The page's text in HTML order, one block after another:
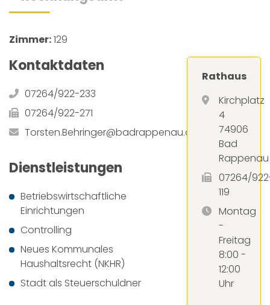
Zimmer:129
Kontaktdaten
07264/922-233
07264/922-271
Torsten.Behringer@badrappenau.de
Dienstleistungen
Betriebswirtschaftliche
Einrichtungen
Controlling
Neues Kommunales
Haushaltsrecht (NKHR)
Stadt als Steuerschuldner
Rathaus
Kirchplatz
4
74906
Bad
Rappenau
07264/
119
Montag
-
Freitag
8:00 -
12:00
Uhr